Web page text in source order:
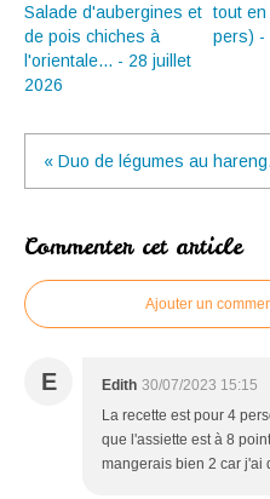
Salade d'aubergines et
de pois chiches à
l'orientale... - 28 juillet
2026
tout
pers) -
« Duo de légumes au
Commenter cet article
Ajouter un
E Edith 30/07/2023 15:15
La recette est pour 4
que l'assiette est à 8
mangerais bien 2 car j'ai